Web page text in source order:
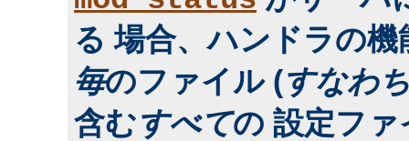
る 場合、ハンドラの
毎のファイル (すなわ
含むすべての 設定フ